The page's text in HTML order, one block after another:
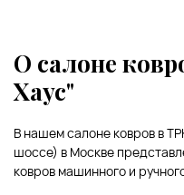
О салоне
Хаус"
В нашем салоне ковров в
шоссе) в Москве
ковров машинного и